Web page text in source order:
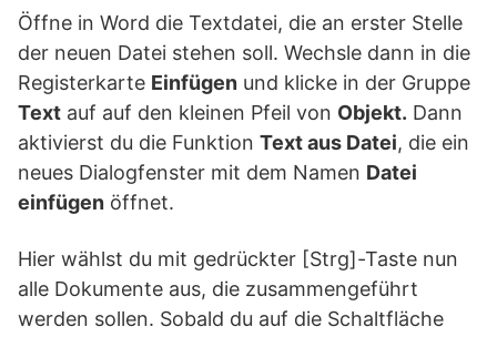
Öffne in Word die Textdatei, die an erster Stelle
der neuen Datei stehen soll. Wechsle dann in die
Registerkarte Einfügen und klicke in der Gruppe
Text auf auf den kleinen Pfeil von Objekt. Dann
aktivierst du die Funktion Text aus Datei, die ein
neues Dialogfenster mit dem Namen Datei
einfügen öffnet.
Hier wählst du mit gedrückter [Strg]-Taste nun
alle Dokumente aus, die zusammengeführt
werden sollen. Sobald du auf die Schaltfläche